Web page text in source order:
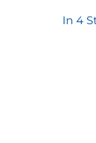
In 4